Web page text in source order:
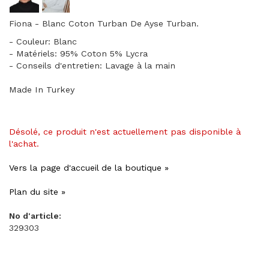
Fiona - Blanc Coton Turban De Ayse Turban.
- Couleur: Blanc
- Matériels: 95% Coton 5% Lycra
- Conseils d'entretien: Lavage à la main
Made In Turkey
Désolé, ce produit n'est actuellement pas disponible à
l'achat.
Vers la page d'accueil de la boutique »
Plan du site »
No d'article:
329303